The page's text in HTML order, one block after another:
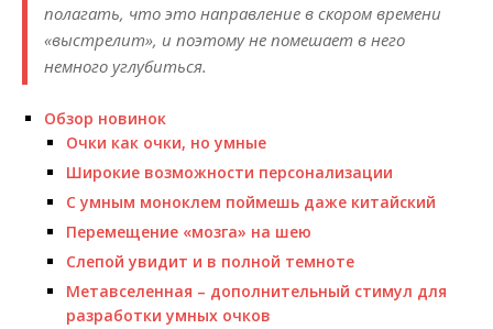
полагать, что это направление в скором времени
«выстрелит», и поэтому не помешает в него
немного углубиться.
Обзор новинок
Очки как очки, но умные
Широкие возможности персонализации
С умным моноклем поймешь даже китайский
Перемещение «мозга» на шею
Слепой увидит и в полной темноте
Метавселенная – дополнительный стимул для
разработки умных очков